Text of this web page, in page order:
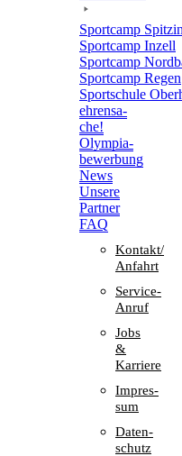
Sport­camp
Sport­camp Inzell
Sport­camp
Sport­camp Regen
Sport­schule
ehren­sa­
che!
Olym­pia­
be­wer­bung
News
Unsere
Part­ner
FAQ
Kontakt/​​
Anfahrt
Service-
Anruf
Jobs
&
Karriere
Impres­
sum
Daten­
schutz